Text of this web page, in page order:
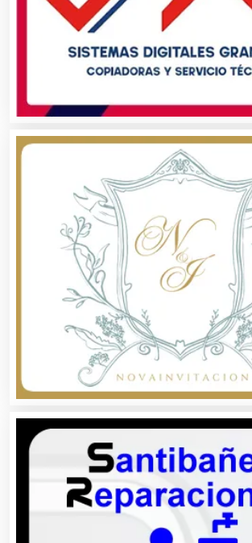
Asociaciones Empresariales
Audio, Sonido e Iluminación
Audios para Eventos
Autobuses
Automatización
Automóviles Nuevos y Usados
Autopartes Eléctricas
Avaluos
Balnearios